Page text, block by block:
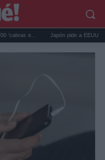
e... Japón pide a EEUU que deje